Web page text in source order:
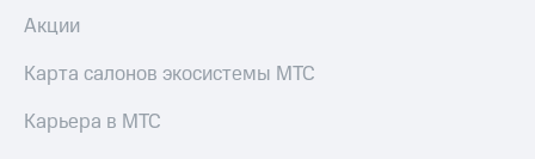
Акции
Карта салонов экосистемы МТС
Карьера в МТС